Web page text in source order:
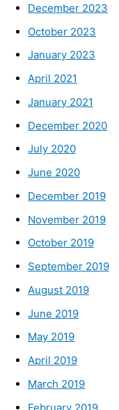
December 2023
October 2023
January 2023
April 2021
January 2021
December 2020
July 2020
June 2020
December 2019
November 2019
October 2019
September 2019
August 2019
June 2019
May 2019
April 2019
March 2019
February 2019